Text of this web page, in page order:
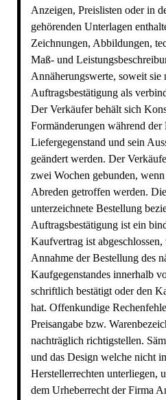
Anzeigen, Preislisten oder in
gehörenden Unterlagen
Zeichnungen, Abbildungen,
Maß- und
Annäherungswerte, soweit
Auftragsbestätigung als
Der Verkäufer behält sich
Formänderungen während
Liefergegenstand und sein
geändert werden. Der
zwei Wochen gebunden,
Abreden getroffen werden.
unterzeichnete Bestellung
Auftragsbestätigung ist ein
Kaufvertrag ist
Annahme der Bestellung des
Kaufgegenstandes innerhalb
schriftlich bestätigt oder den
hat. Offenkundige
Preisangabe bzw.
nachträglich richtigstellen.
und das Design welche nicht
Herstellerrechten unterliegen,
dem Urheberrecht der Firma